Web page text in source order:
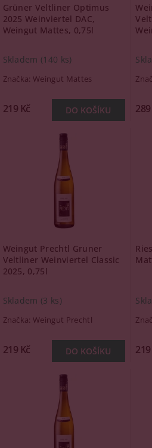
Grüner Veltliner Optimus
2025 Weinviertel DAC,
Weingut Mattes, 0,75l
Skladem (140 ks)
Značka:Weingut Mattes
219 Kč
Weingut Prechtl Gruner
Veltliner Weinviertel Classic
2025, 0,75l
Skladem (3 ks)
Značka:Weingut Prechtl
219 Kč